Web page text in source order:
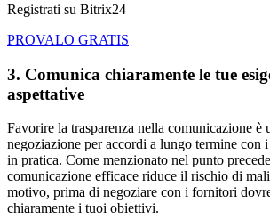
Registrati su Bitrix24
PROVALO GRATIS
3. Comunica chiaramente le tue
aspettative
Favorire la trasparenza nella comunicazione è
negoziazione per accordi a lungo termine con
in pratica. Come menzionato nel punto
comunicazione efficace riduce il rischio di
motivo, prima di negoziare con i fornitori
chiaramente i tuoi obiettivi.